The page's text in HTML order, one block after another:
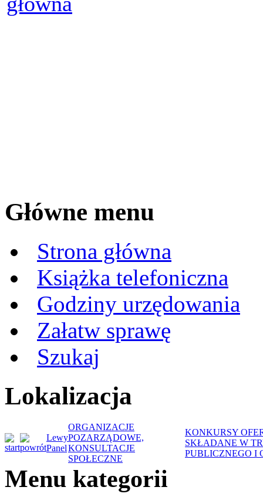
Główne menu
Strona główna
Książka telefoniczna
Godziny urzędowania
Załatw sprawę
Szukaj
Lokalizacja
Lewy
Panel
ORGANIZACJE
POZARZĄDOWE,
KONSULTACJE
SPOŁECZNE
KONKURSY
SKŁADANE W
PUBLICZNEGO I
Menu kategorii